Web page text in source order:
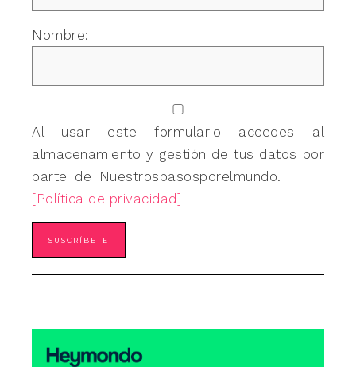
Nombre:
Al usar este formulario accedes al
almacenamiento y gestión de tus datos por
parte de Nuestrospasosporelmundo.
[Política de privacidad]